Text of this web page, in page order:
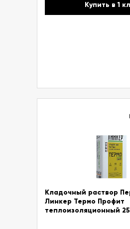
Купить в 1
Кладочный раствор
Линкер Термо Профит
теплоизоляционный 25